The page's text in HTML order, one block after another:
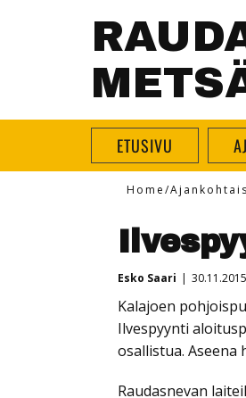
ETUSIVU
Home/
Esko Saari 30.11.2015
Kalajoen
Ilvespyynti
osallistua. Aseena
Raudasnevan